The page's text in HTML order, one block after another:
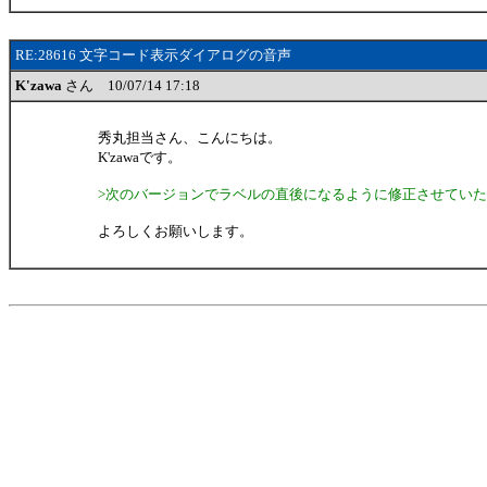
RE:28616 文字コード表示ダイアログの音声
K'zawa さん 10/07/14 17:18
秀丸担当さん、こんにちは。
K'zawaです。
>次のバージョンでラベルの直後になるように修正させていた
よろしくお願いします。